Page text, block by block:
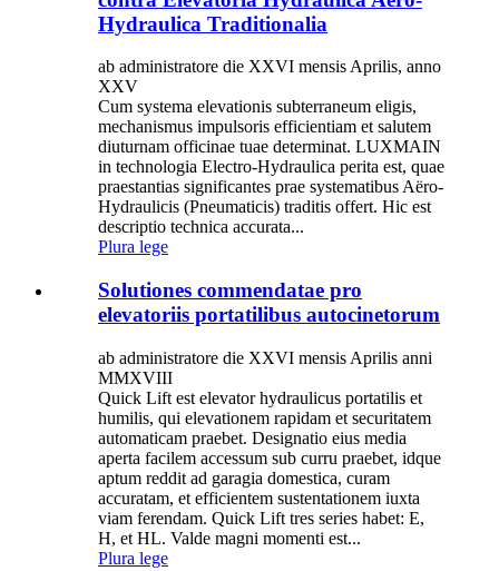
Hydraulica Traditionalia
ab administratore die XXVI mensis Aprilis, anno
XXV
Cum systema elevationis subterraneum eligis,
mechanismus impulsoris efficientiam et salutem
diuturnam officinae tuae determinat. LUXMAIN
in technologia Electro-Hydraulica perita est, quae
praestantias significantes prae systematibus Aëro-
Hydraulicis (Pneumaticis) traditis offert. Hic est
descriptio technica accurata...
Plura lege
Solutiones commendatae pro
elevatoriis portatilibus autocinetorum
ab administratore die XXVI mensis Aprilis anni
MMXVIII
Quick Lift est elevator hydraulicus portatilis et
humilis, qui elevationem rapidam et securitatem
automaticam praebet. Designatio eius media
aperta facilem accessum sub curru praebet, idque
aptum reddit ad garagia domestica, curam
accuratam, et efficientem sustentationem iuxta
viam ferendam. Quick Lift tres series habet: E,
H, et HL. Valde magni momenti est...
Plura lege